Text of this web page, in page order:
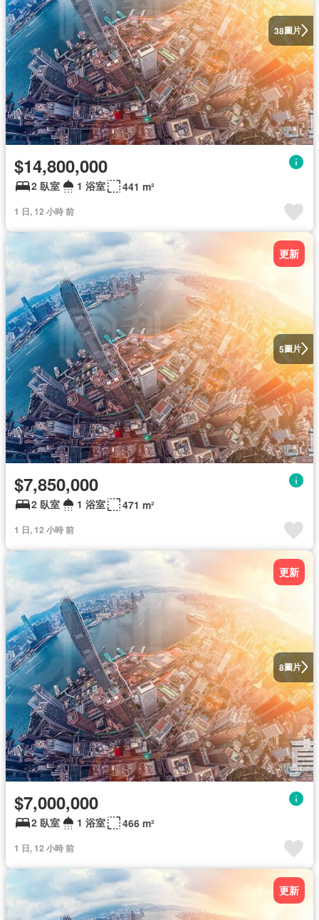
38圖片
$14,800,000
2 臥室 1 浴室 441 m²
1 日, 12 小時 前
5圖片
更新
$7,850,000
2 臥室 1 浴室 471 m²
1 日, 12 小時 前
8圖片
更新
$7,000,000
2 臥室 1 浴室 466 m²
1 日, 12 小時 前
更新